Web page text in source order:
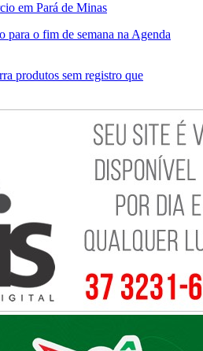
em Pará de Minas
para o fim de semana na Agenda
produtos sem registro que